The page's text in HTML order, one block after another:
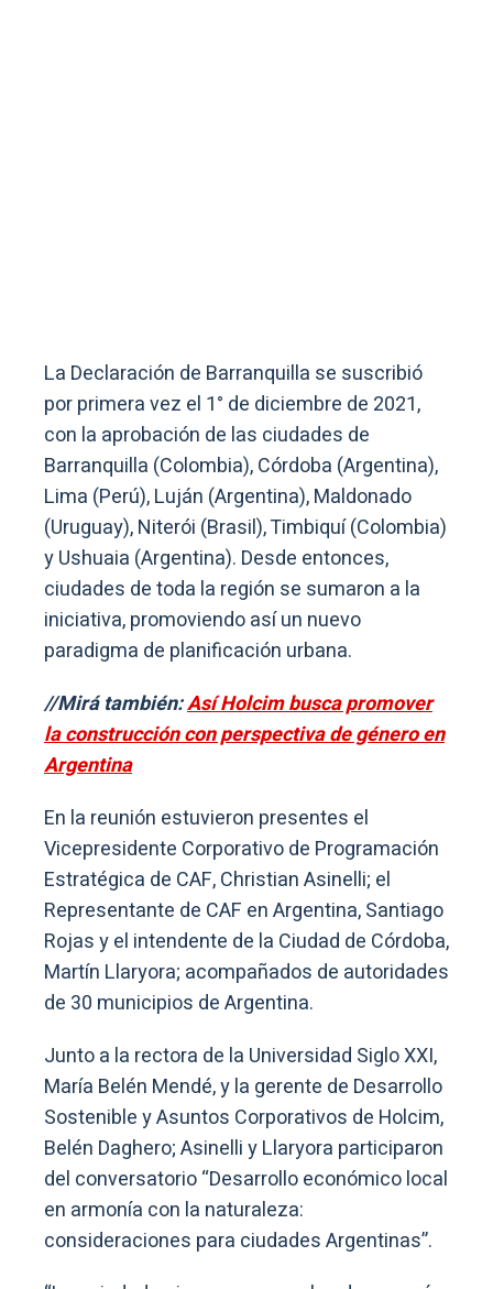
La Declaración de Barranquilla se suscribió
por primera vez el 1° de diciembre de 2021,
con la aprobación de las ciudades de
Barranquilla (Colombia), Córdoba (Argentina),
Lima (Perú), Luján (Argentina), Maldonado
(Uruguay), Niterói (Brasil), Timbiquí (Colombia)
y Ushuaia (Argentina). Desde entonces,
ciudades de toda la región se sumaron a la
iniciativa, promoviendo así un nuevo
paradigma de planificación urbana.
//Mirá también:Así Holcim busca promover
la construcción con perspectiva de género en
Argentina
En la reunión estuvieron presentes el
Vicepresidente Corporativo de Programación
Estratégica de CAF, Christian Asinelli; el
Representante de CAF en Argentina, Santiago
Rojas y el intendente de la Ciudad de Córdoba,
Martín Llaryora; acompañados de autoridades
de 30 municipios de Argentina.
Junto a la rectora de la Universidad Siglo XXI,
María Belén Mendé, y la gerente de Desarrollo
Sostenible y Asuntos Corporativos de Holcim,
Belén Daghero; Asinelli y Llaryora participaron
del conversatorio “Desarrollo económico local
en armonía con la naturaleza:
consideraciones para ciudades Argentinas”.